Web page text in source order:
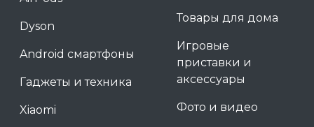
Dyson
Android смартфоны
Гаджеты и техника
Xiaomi
Товары для дома
Игровые
приставки и
аксессуары
Фото и видео